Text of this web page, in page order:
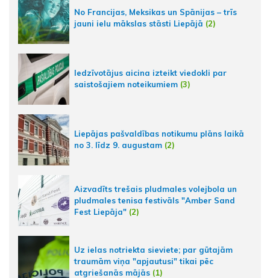
No Francijas, Meksikas un Spānijas – trīs
jauni ielu mākslas stāsti Liepājā (2)
Iedzīvotājus aicina izteikt viedokli par
saistošajiem noteikumiem (3)
Liepājas pašvaldības notikumu plāns laikā
no 3. līdz 9. augustam (2)
Aizvadīts trešais pludmales volejbola un
pludmales tenisa festivāls "Amber Sand
Fest Liepāja" (2)
Uz ielas notriekta sieviete; par gūtajām
traumām viņa "apjautusi" tikai pēc
atgriešanās mājās (1)